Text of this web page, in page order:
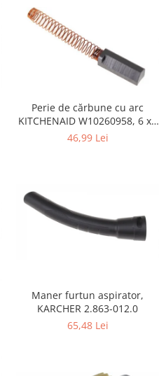
Perie de cărbune cu arc
KITCHENAID W10260958, 6 x6
x 19 mm, pentru 5KSM15
46,99 Lei
Maner furtun aspirator,
KARCHER 2.863-012.0
65,48 Lei